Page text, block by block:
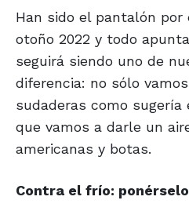
Han sido el pantalón por
otoño 2022 y todo
seguirá siendo uno de
diferencia: no sólo
sudaderas como
que vamos a darle un
americanas y botas.
Contra el frío: